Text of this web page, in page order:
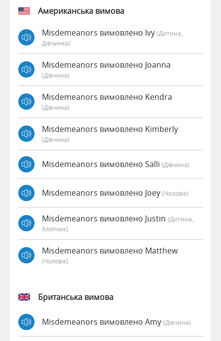
Американська вимова
Misdemeanors вимовлено Ivy (дитина,
Дівчинка)
Misdemeanors вимовлено Joanna
(дівчина)
Misdemeanors вимовлено Kendra
(дівчина)
Misdemeanors вимовлено Kimberly
(дівчина)
Misdemeanors вимовлено Salli (дівчина)
Misdemeanors вимовлено Joey (чоловік)
Misdemeanors вимовлено Justin (дитина,
Хлопчик)
Misdemeanors вимовлено Matthew
(чоловік)
Британська вимова
Misdemeanors вимовлено Amy (дівчина)